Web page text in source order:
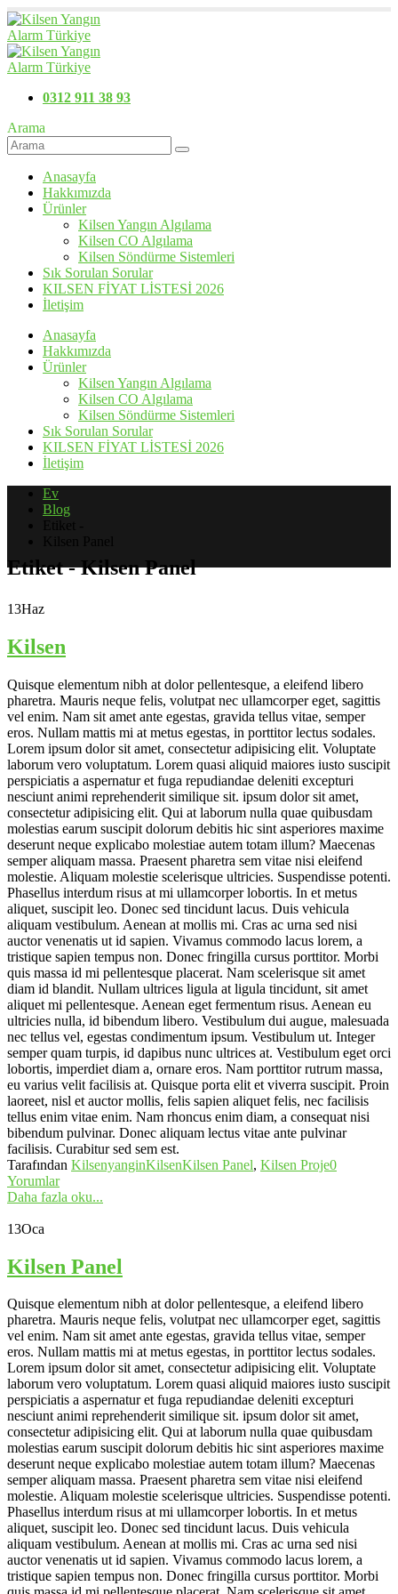
0312 911 38 93
Arama
Anasayfa
Hakkımızda
Ürünler
Kilsen Yangın Algılama
Kilsen CO Algılama
Kilsen Söndürme Sistemleri
Sık Sorulan Sorular
KILSEN FİYAT LİSTESİ 2026
İletişim
Anasayfa
Hakkımızda
Ürünler
Kilsen Yangın Algılama
Kilsen CO Algılama
Kilsen Söndürme Sistemleri
Sık Sorulan Sorular
KILSEN FİYAT LİSTESİ 2026
İletişim
Ev
Blog
Etiket - Kilsen Panel
13Haz
Kilsen
Quisque elementum nibh at dolor pellentesque, a eleifend libero
pharetra. Mauris neque felis, volutpat nec ullamcorper eget, sagittis
vel enim. Nam sit amet ante egestas, gravida tellus vitae, semper
eros. Nullam mattis mi at metus egestas, in porttitor lectus sodales.
Lorem ipsum dolor sit amet, consectetur adipisicing elit. Voluptate
laborum vero voluptatum. Lorem quasi aliquid maiores iusto suscipit
perspiciatis a aspernatur et fuga repudiandae deleniti excepturi
nesciunt animi reprehenderit similique sit. ipsum dolor sit amet,
consectetur adipisicing elit. Qui at laborum nulla quae quibusdam
molestias earum suscipit dolorum debitis hic sint asperiores maxime
deserunt neque explicabo molestiae autem totam illum? Maecenas
semper aliquam massa. Praesent pharetra sem vitae nisi eleifend
molestie. Aliquam molestie scelerisque ultricies. Suspendisse potenti.
Phasellus interdum risus at mi ullamcorper lobortis. In et metus
aliquet, suscipit leo. Donec sed tincidunt lacus. Duis vehicula
aliquam vestibulum. Aenean at mollis mi. Cras ac urna sed nisi
auctor venenatis ut id sapien. Vivamus commodo lacus lorem, a
tristique sapien tempus non. Donec fringilla cursus porttitor. Morbi
quis massa id mi pellentesque placerat. Nam scelerisque sit amet
diam id blandit. Nullam ultrices ligula at ligula tincidunt, sit amet
aliquet mi pellentesque. Aenean eget fermentum risus. Aenean eu
ultricies nulla, id bibendum libero. Vestibulum dui augue, malesuada
nec tellus vel, egestas condimentum ipsum. Vestibulum ut. Integer
semper quam turpis, id dapibus nunc ultrices at. Vestibulum eget orci
lobortis, imperdiet diam a, ornare eros. Nam porttitor rutrum massa,
eu varius velit facilisis at. Quisque porta elit et viverra suscipit. Proin
laoreet, nisl et auctor mollis, felis sapien aliquet felis, nec facilisis
tellus enim vitae enim. Nam rhoncus enim diam, a consequat nisi
bibendum pulvinar. Donec aliquam lectus vitae ante pulvinar
facilisis. Curabitur sed sem est.
Tarafından KilsenyanginKilsenKilsen Panel, Kilsen Proje0
Yorumlar
Daha fazla oku...
13Oca
Kilsen Panel
Quisque elementum nibh at dolor pellentesque, a eleifend libero
pharetra. Mauris neque felis, volutpat nec ullamcorper eget, sagittis
vel enim. Nam sit amet ante egestas, gravida tellus vitae, semper
eros. Nullam mattis mi at metus egestas, in porttitor lectus sodales.
Lorem ipsum dolor sit amet, consectetur adipisicing elit. Voluptate
laborum vero voluptatum. Lorem quasi aliquid maiores iusto suscipit
perspiciatis a aspernatur et fuga repudiandae deleniti excepturi
nesciunt animi reprehenderit similique sit. ipsum dolor sit amet,
consectetur adipisicing elit. Qui at laborum nulla quae quibusdam
molestias earum suscipit dolorum debitis hic sint asperiores maxime
deserunt neque explicabo molestiae autem totam illum? Maecenas
semper aliquam massa. Praesent pharetra sem vitae nisi eleifend
molestie. Aliquam molestie scelerisque ultricies. Suspendisse potenti.
Phasellus interdum risus at mi ullamcorper lobortis. In et metus
aliquet, suscipit leo. Donec sed tincidunt lacus. Duis vehicula
aliquam vestibulum. Aenean at mollis mi. Cras ac urna sed nisi
auctor venenatis ut id sapien. Vivamus commodo lacus lorem, a
tristique sapien tempus non. Donec fringilla cursus porttitor. Morbi